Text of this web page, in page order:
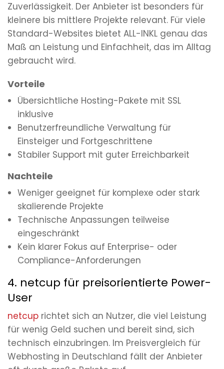
Zuverlässigkeit. Der Anbieter ist besonders für
kleinere bis mittlere Projekte relevant. Für viele
Standard-Websites bietet ALL-INKL genau das
Maß an Leistung und Einfachheit, das im Alltag
gebraucht wird.
Vorteile
Übersichtliche Hosting-Pakete mit SSL
inklusive
Benutzerfreundliche Verwaltung für
Einsteiger und Fortgeschrittene
Stabiler Support mit guter Erreichbarkeit
Nachteile
Weniger geeignet für komplexe oder stark
skalierende Projekte
Technische Anpassungen teilweise
eingeschränkt
Kein klarer Fokus auf Enterprise- oder
Compliance-Anforderungen
4. netcup für preisorientierte Power-
User
netcup richtet sich an Nutzer, die viel Leistung
für wenig Geld suchen und bereit sind, sich
technisch einzubringen. Im Preisvergleich für
Webhosting in Deutschland fällt der Anbieter